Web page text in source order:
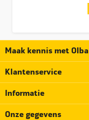
Maak kennis met Olba
Klantenservice
Informatie
Onze gegevens